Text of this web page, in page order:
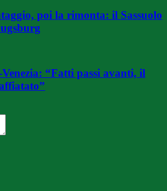
poi la rimonta: il Sassuolo
“Fatti passi avanti, il